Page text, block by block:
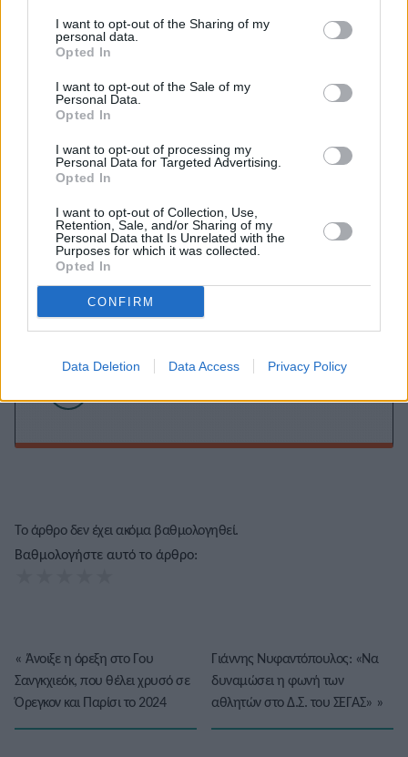
I want to opt-out of the Sharing of my
personal data.
Opted In
I want to opt-out of the Sale of my
Personal Data.
Opted In
I want to opt-out of processing my
Personal Data for Targeted Advertising.
Opted In
I want to opt-out of Collection, Use,
Retention, Sale, and/or Sharing of my
Personal Data that Is Unrelated with the
Purposes for which it was collected.
Opted In
CONFIRM
Data Deletion Data Access Privacy Policy
Εγγραφείτε στο Stivostime των
Τόλης Λελεκίδης
Το άρθρο δεν έχει ακόμα βαθμολογηθεί.
Βαθμολογήστε αυτό το άρθρο:
« Άνοιξε η όρεξη στο Γου
Σανγκχιεόκ, που θέλει χρυσό σε
Όρεγκον και Παρίσι το 2024
Γιάννης Νυφαντόπουλος: «Να
δυναμώσει η φωνή των
αθλητών στο Δ.Σ. του ΣΕΓΑΣ» »